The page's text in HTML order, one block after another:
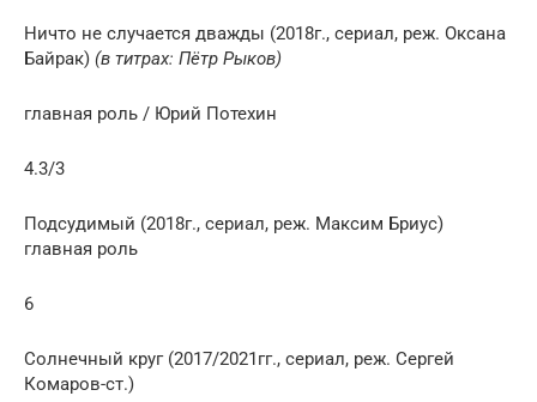
Ничто не случается дважды (2018г., сериал, реж. Оксана
Байрак) (в титрах: Пётр Рыков)
главная роль / Юрий Потехин
4.3/3
Подсудимый (2018г., сериал, реж. Максим Бриус)
главная роль
6
Солнечный круг (2017/2021гг., сериал, реж. Сергей
Комаров-ст.)